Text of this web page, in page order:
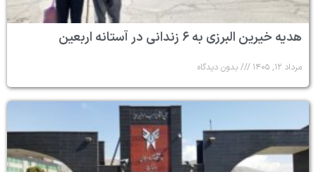
هدیه خیرین البرزی به ۶ زندانی در آستانه اربعین
مرداد ۱۲, ۱۴۰۵ بدون دیدگاه